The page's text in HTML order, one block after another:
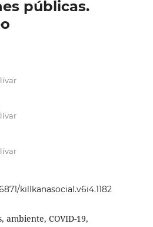
públicas.
killkanasocial.v6i4.1182
ambiente, COVID-19,